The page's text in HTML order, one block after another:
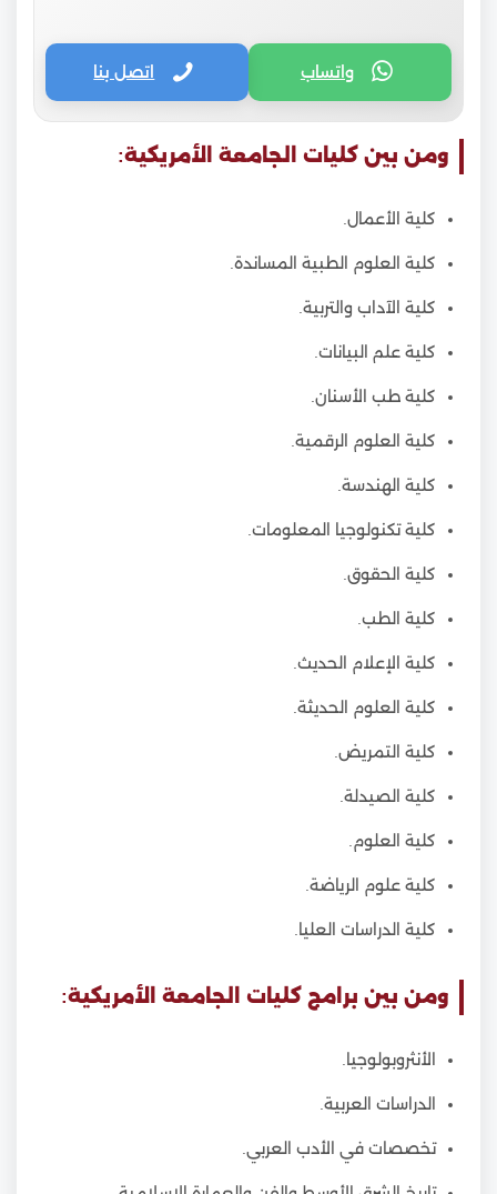
واتساب اتصل بنا
ومن بين كليات الجامعة الأمريكية:
كلية الأعمال.
كلية العلوم الطبية المساندة.
كلية الآداب والتربية.
كلية علم البيانات.
كلية طب الأسنان.
كلية العلوم الرقمية.
كلية الهندسة.
كلية تكنولوجيا المعلومات.
كلية الحقوق.
كلية الطب.
كلية الإعلام الحديث.
كلية العلوم الحديثة.
كلية التمريض.
كلية الصيدلة.
كلية العلوم.
كلية علوم الرياضة.
كلية الدراسات العليا.
ومن بين برامج كليات الجامعة الأمريكية:
الأنثروبولوجيا.
الدراسات العربية.
تخصصات في الأدب العربي.